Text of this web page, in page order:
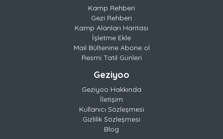
Kamp Rehberi
Gezi Rehberi
Kamp Alanları Haritası
İşletme Ekle
Mail Bültenine Abone ol
Resmi Tatil Günleri
Geziyoo
Geziyoo Hakkında
İletişim
Kullanıcı Sözleşmesi
Gizlilik Sözleşmesi
Blog